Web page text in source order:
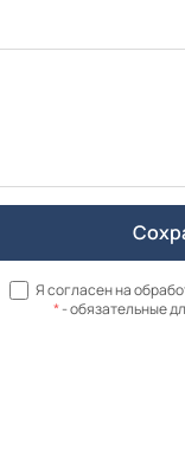
Я согласен на
*- обязательные